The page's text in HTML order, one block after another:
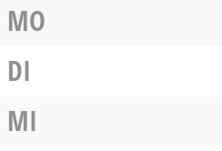
MO
DI
MI